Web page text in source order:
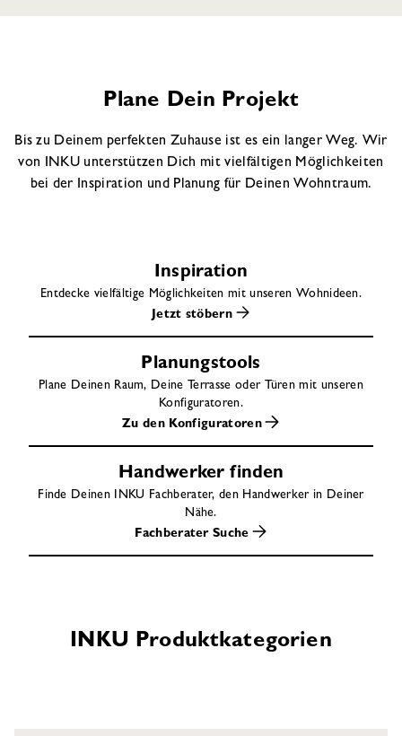
Plane Dein Projekt
Bis zu Deinem perfekten Zuhause ist es ein langer Weg. Wir
von INKU unterstützen Dich mit vielfältigen Möglichkeiten
bei der Inspiration und Planung für Deinen Wohntraum.
Inspiration
Entdecke vielfältige Möglichkeiten mit unseren Wohnideen.
Jetzt stöbern
Planungstools
Plane Deinen Raum, Deine Terrasse oder Türen mit unseren
Konfiguratoren.
Zu den Konfiguratoren
Handwerker finden
Finde Deinen INKU Fachberater, den Handwerker in Deiner
Nähe.
Fachberater Suche
INKU Produktkategorien